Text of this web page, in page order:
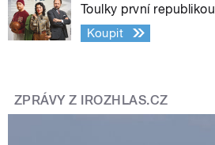
Toulky první republikou
Koupit
ZPRÁVY Z IROZHLAS.CZ